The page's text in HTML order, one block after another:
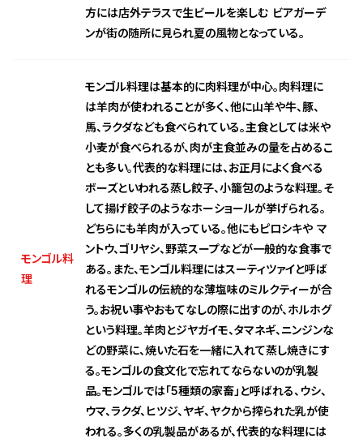
方には店外テラスで生ビールを楽しむ ビアガーデ
ンが街の随所に見られ夏の風物となっている。
モンゴル料
理
モンゴル料理は基本的に肉料理が中心。肉料理に
は羊肉が使われることが多く、他に山羊や牛、豚、
馬、ラクダなども食べられている。主食としては米や
小麦が食べられるが、肉が主食並みの量を占めるこ
とも多い。代表的な料理には、お正月によく食べる
ボーズといわれる蒸し餃子、小籠包のような料理。そ
して揚げ餃子のようなホーショールが挙げられる。
どちらにも羊肉が入っている。他にもピロシキや マ
ントウ、ゴリヤシ、野菜スープなどが一般的な食事で
ある。また、モンゴル料理にはスーティツァイと呼ば
れるモンゴルの伝統的な薄塩味のミルクティーが合
う。お祝い事やおもてなしの際に出すのが、ホルホグ
という料理。羊肉とジヤガイモ、タマネギ、ニンジンな
どの野菜に、焼いた石を一緒に入れて蒸し焼きにす
る。モンゴルの食文化で忘れてならないのが乳製
品。モンゴルでは「5種類の家畜」と呼ばれる、ウシ、
ウマ、ラクダ、ヒツジ、ヤギ、ヤクから搾られた乳が使
われる。多くの乳製品があるが、代表的な料理には